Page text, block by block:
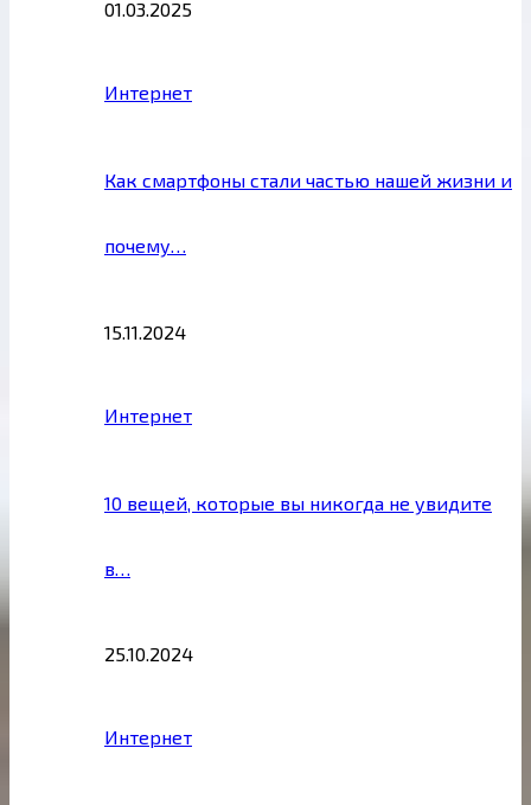
01.03.2025
Интернет
Как смартфоны стали частью нашей жизни и
почему…
15.11.2024
Интернет
10 вещей, которые вы никогда не увидите
в…
25.10.2024
Интернет